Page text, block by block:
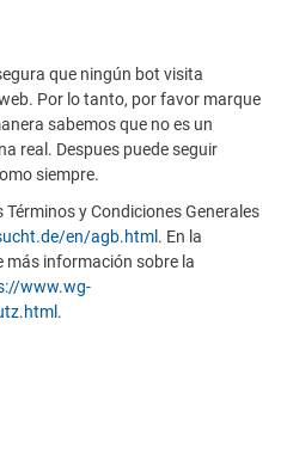
que ningún bot visita
Por lo tanto, por favor marque
sabemos que no es un
real. Despues puede seguir
siempre.
y Condiciones Generales
en/agb.html . En la
más información sobre la
www.wg-
.